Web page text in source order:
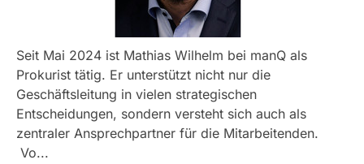
Seit Mai 2024 ist Mathias Wilhelm bei manQ als
Prokurist tätig. Er unterstützt nicht nur die
Geschäftsleitung in vielen strategischen
Entscheidungen, sondern versteht sich auch als
zentraler Ansprechpartner für die Mitarbeitenden.
Vo...